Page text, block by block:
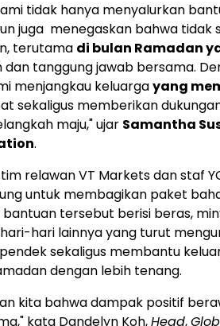
tidak hanya menyalurkan
juga menegaskan bahwa tidak
terutama di bulan Ramadan
dan tanggung jawab bersama.
menjangkau keluargayang
sekaligus memberikan
maju," ujar Samantha
.
relawan VT Markets dan staf
untuk membagikan paket
tersebut berisi beras,
hari lainnya yang turut
sekaligus membantu
dengan lebih tenang.
kita bahwa dampak positif
kata Dandelyn Koh,Head,